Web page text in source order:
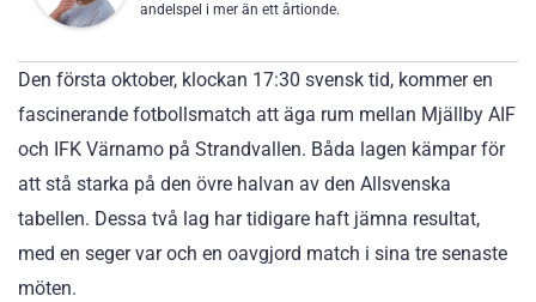
andelspel i mer än ett årtionde.
Den första oktober, klockan 17:30 svensk tid, kommer en
fascinerande fotbollsmatch att äga rum mellan Mjällby AIF
och IFK Värnamo på Strandvallen. Båda lagen kämpar för
att stå starka på den övre halvan av den Allsvenska
tabellen. Dessa två lag har tidigare haft jämna resultat,
med en seger var och en oavgjord match i sina tre senaste
möten.